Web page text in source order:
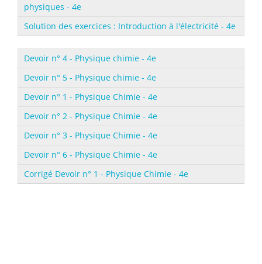
physiques - 4e
Solution des exercices : Introduction à l'électricité - 4e
Devoir n° 4 - Physique chimie - 4e
Devoir n° 5 - Physique chimie - 4e
Devoir n° 1 - Physique Chimie - 4e
Devoir n° 2 - Physique Chimie - 4e
Devoir n° 3 - Physique Chimie - 4e
Devoir n° 6 - Physique Chimie - 4e
Corrigé Devoir n° 1 - Physique Chimie - 4e